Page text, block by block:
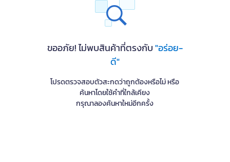
ขออภัย! ไม่พบสินค้าที่ตรงกับ"อร่อย-
ดี"
โปรดตรวจสอบตัวสะกดว่าถูกต้องหรือไม่ หรือ
ค้นหาโดยใช้คำที่ใกล้เคียง
กรุณาลองค้นหาใหม่อีกครั้ง